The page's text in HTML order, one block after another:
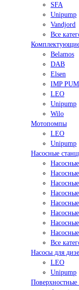
SFA
Unipump
Vandjord
Все
Belamos
DAB
Elsen
IMP
LEO
Unipump
Wilo
Мотопомпы
LEO
Unipump
Насосные
Все
Насосы для
LEO
Unipump
Поверхностные